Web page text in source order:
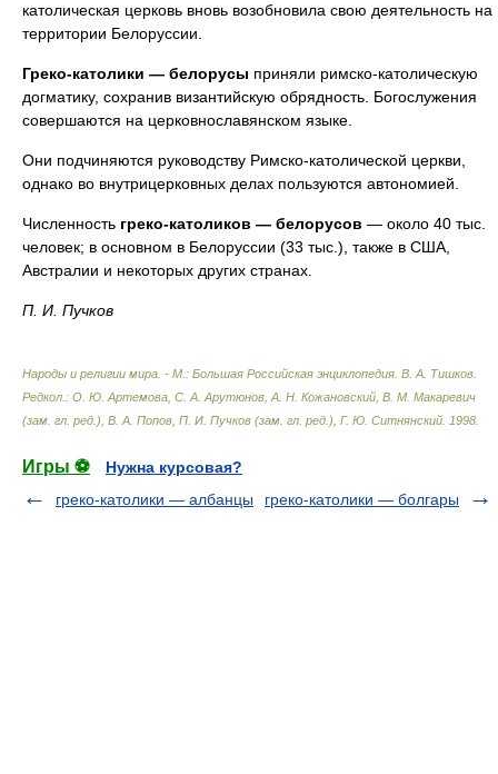
католическая церковь вновь возобновила свою деятельность на
территории Белоруссии.
Греко-католики — белорусы приняли римско-католическую
догматику, сохранив византийскую обрядность. Богослужения
совершаются на церковнославянском языке.
Они подчиняются руководству Римско-католической церкви,
однако во внутрицерковных делах пользуются автономией.
Численность греко-католиков — белорусов — около 40 тыс.
человек; в основном в Белоруссии (33 тыс.), также в США,
Австралии и некоторых других странах.
П. И. Пучков
Народы и религии мира. - М.: Большая Российская энциклопедия В. А. Тишков.
Редкол.: О. Ю. Артемова, С. А. Арутюнов, А. Н. Кожановский, В. М. Макаревич
(зам. гл. ред.), В. А. Попов, П. И. Пучков (зам. гл. ред.), Г. Ю. Ситнянский 1998
Игры ⚽
Нужна курсовая?
греко-католики — албанцы
греко-католики — болгары